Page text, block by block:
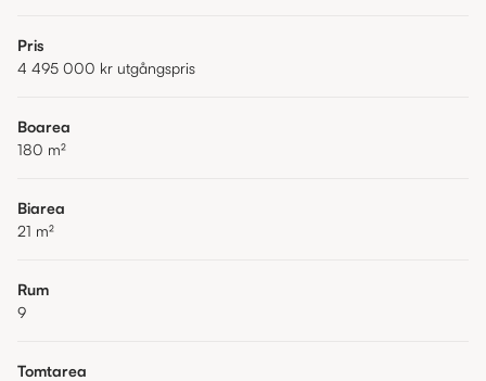
Pris
4 495 000 kr utgångspris
Boarea
180 m²
Biarea
21 m²
Rum
9
Tomtarea